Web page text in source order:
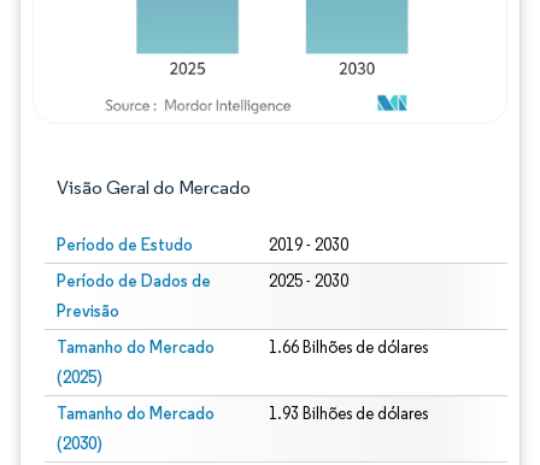
Visão Geral do Mercado
Período de Estudo 2019 - 2030
Período de Dados de
Previsão
2025 - 2030
Tamanho do Mercado
(2025)
1.66 Bilhões de dólares
Tamanho do Mercado
(2030)
1.93 Bilhões de dólares